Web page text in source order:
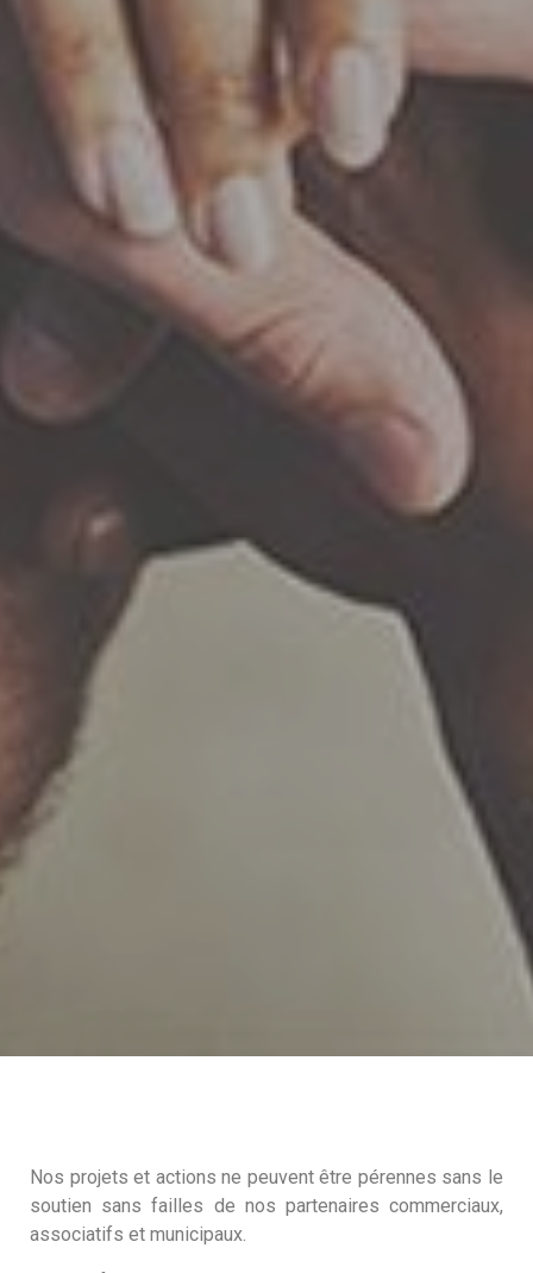
Nos projets et actions ne peuvent être pérennes sans le
soutien sans failles de nos partenaires commerciaux,
associatifs et municipaux.